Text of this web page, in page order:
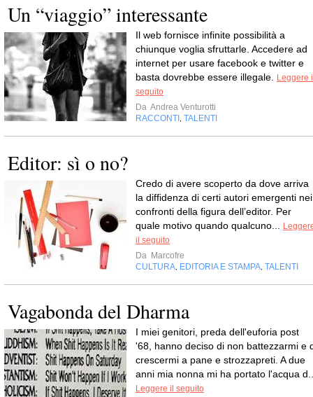
Un “viaggio” interessante
Il web fornisce infinite possibilità a
chiunque voglia sfruttarle. Accedere ad
internet per usare facebook e twitter e
basta dovrebbe essere illegale.
Leggere
seguito
Da Andrea Venturotti
RACCONTI
TALENTI
Editor: sì o no?
Credo di avere scoperto da dove arriva
la diffidenza di certi autori emergenti nei
confronti della figura dell’editor. Per
quale motivo quando qualcuno...
il seguito
Da Marcofre
CULTURA EDITORIA E STAMPA TALENTI
Vagabonda del Dharma
I miei genitori, preda dell'euforia post
'68, hanno deciso di non battezzarmi e
crescermi a pane e strozzapreti. A due
anni mia nonna mi ha portato l'acqua
Leggere il seguito